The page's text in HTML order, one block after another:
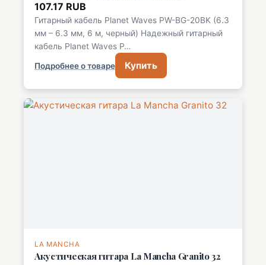
107.17 RUB
Гитарный кабель Planet Waves PW-BG-20BK (6.3
мм – 6.3 мм, 6 м, черный) Надежный гитарный
кабель Planet Waves P…
Подробнее о товаре Купить
LA MANCHA
Акустическая гитара La Mancha Granito 32